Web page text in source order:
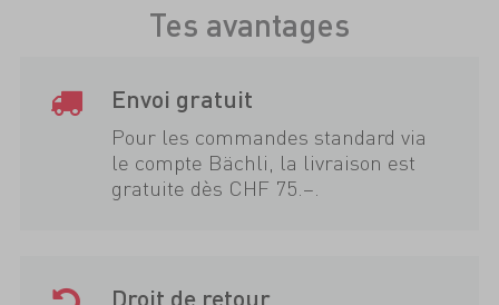
Tes avantages
Envoi gratuit
Pour les commandes standard via
le compte Bächli, la livraison est
gratuite dès CHF 75.–.
Droit de retour